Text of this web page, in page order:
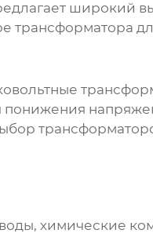
широкий
понижения
химические